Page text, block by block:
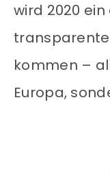
wird 2020
kommen –
Europa,